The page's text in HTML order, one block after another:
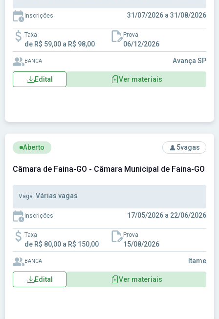
Inscrições: 31/07/2026 a 31/08/2026
Taxa
de R$ 59,00 a R$ 98,00
Prova
06/12/2026
BANCA Avança SP
Edital Ver materiais
Ver concurso: Câmara de Faina-GO - Câmara Municipal de
Aberto 5vagas
Câmara de Faina-GO - Câmara Municipal de Faina-GO
Vaga: Várias vagas
Inscrições: 17/05/2026 a 22/06/2026
Taxa
de R$ 80,00 a R$ 150,00
Prova
15/08/2026
BANCA Itame
Edital Ver materiais